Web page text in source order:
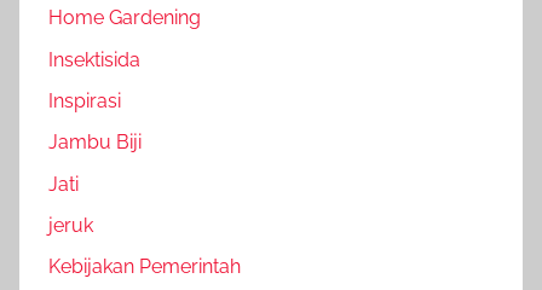
Home Gardening
Insektisida
Inspirasi
Jambu Biji
Jati
jeruk
Kebijakan Pemerintah